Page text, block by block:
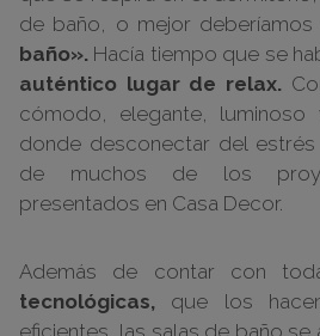
de baño, o mejor
baño». Hacía tiempo que se
auténtico lugar de relax.
cómodo, elegante, luminoso
donde desconectar del
de muchos de los
presentados en Casa Decor.
Además de contar con
tecnológicas, que los
eficientes, las salas de baño se